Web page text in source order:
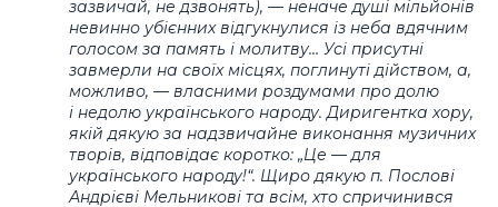
зазвичай, не дзвонять), — неначе душі мільйонів
невинно убієнних відгукнулися із неба вдячним
голосом за память і молитву… Усі присутні
завмерли на своїх місцях, поглинуті дійством, а,
можливо, — власними роздумами про долю
і недолю українського народу. Диригентка хору,
якій дякую за надзвичайне виконання музичних
творів, відповідає коротко: „Це — для
українського народу!“. Щиро дякую п. Послові
Андрієві Мельникові та всім, хто спричинився